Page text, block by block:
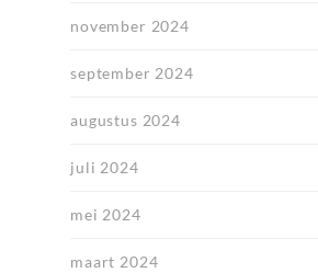
november 2024
september 2024
augustus 2024
juli 2024
mei 2024
maart 2024